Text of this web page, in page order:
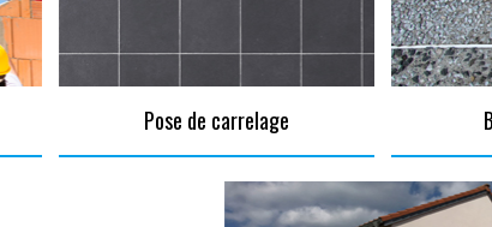
Pose de carrelage